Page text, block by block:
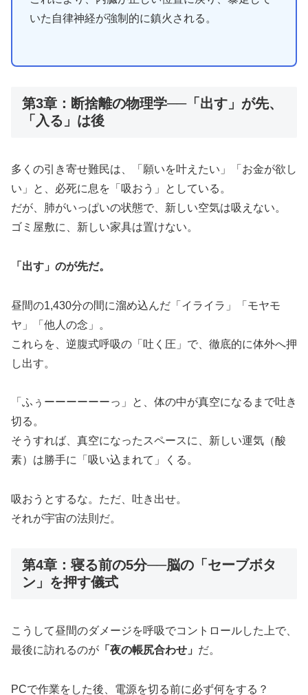
いた自律神経が強制的に鎮火される。
第3章：断捨離の物理学──「出す」が先、
「入る」は後
多くの引き寄せ難民は、「願いを叶えたい」「お金が欲し
い」と、必死に息を「吸おう」としている。
だが、肺がいっぱいの状態で、新しい空気は吸えない。
ゴミ屋敷に、新しい家具は置けない。
「出す」のが先だ。
昼間の1,430分の間に溜め込んだ「イライラ」「モヤモ
ヤ」「他人の念」。
これらを、逆腹式呼吸の「吐く圧」で、徹底的に体外へ押
し出す。
「ふぅーーーーーーっ」と、体の中が真空になるまで吐き
切る。
そうすれば、真空になったスペースに、新しい運気（酸
素）は勝手に「吸い込まれて」くる。
吸おうとするな。ただ、吐き出せ。
それが宇宙の法則だ。
第4章：寝る前の5分──脳の「セーブボタ
ン」を押す儀式
こうして昼間のダメージを呼吸でコントロールした上で、
最後に訪れるのが 「夜の帳尻合わせ」 だ。
PCで作業をした後、電源を切る前に必ず何をする？